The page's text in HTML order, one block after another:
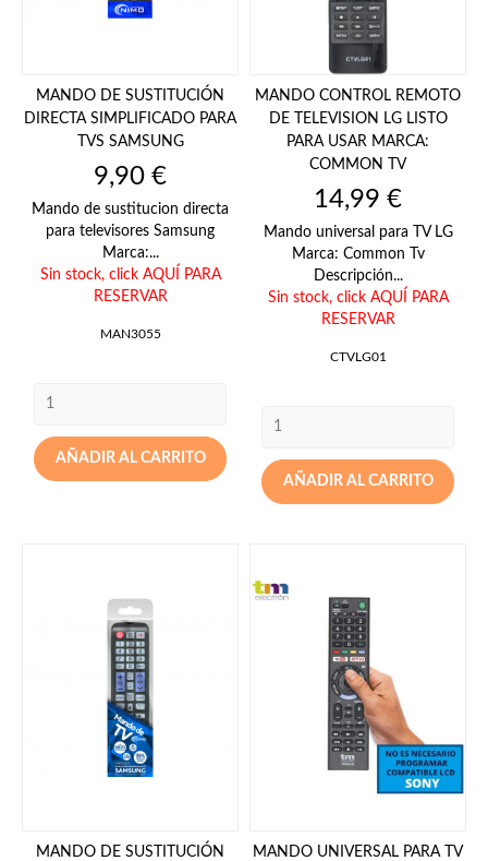
MANDO DE SUSTITUCIÓN
DIRECTA SIMPLIFICADO PARA
TVS SAMSUNG
Precio
9,90 €
Mando de sustitucion directa
para televisores Samsung
Marca:...
Sin stock, click AQUÍ PARA
RESERVAR
MAN3055
AÑADIR AL CARRITO
MANDO CONTROL REMOTO
DE TELEVISION LG LISTO
PARA USAR MARCA:
COMMON TV
Precio
14,99 €
Mando universal para TV LG
Marca: Common Tv
Descripción...
Sin stock, click AQUÍ PARA
RESERVAR
CTVLG01
AÑADIR AL CARRITO
MANDO DE SUSTITUCIÓN
MANDO UNIVERSAL PARA TV